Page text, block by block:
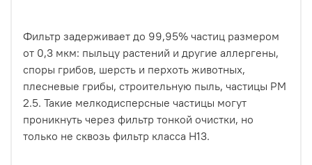
Фильтр задерживает до 99,95% частиц размером
от 0,3 мкм: пыльцу растений и другие аллергены,
споры грибов, шерсть и перхоть животных,
плесневые грибы, строительную пыль, частицы PM
2.5. Такие мелкодисперсные частицы могут
проникнуть через фильтр тонкой очистки, но
только не сквозь фильтр класса H13.